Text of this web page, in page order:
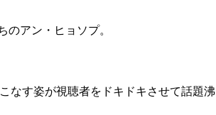
のアン・ヒョソプ。
なす姿が視聴者をドキドキさせて話題沸